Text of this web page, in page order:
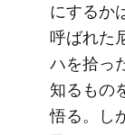
にするか
呼ばれた
ハを拾っ
知るもの
悟る。し